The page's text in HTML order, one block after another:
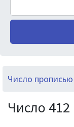
Число прописью
Число